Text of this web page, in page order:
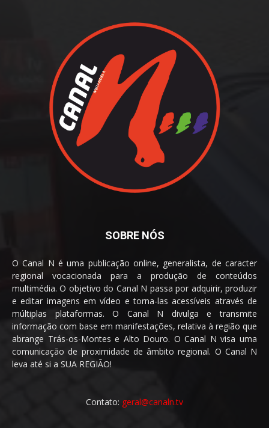
SOBRE NÓS
O Canal N é uma publicação online, generalista, de caracter
regional vocacionada para a produção de conteúdos
multimédia. O objetivo do Canal N passa por adquirir, produzir
e editar imagens em vídeo e torna-las acessíveis através de
múltiplas plataformas. O Canal N divulga e transmite
informação com base em manifestações, relativa à região que
abrange Trás-os-Montes e Alto Douro. O Canal N visa uma
comunicação de proximidade de âmbito regional. O Canal N
leva até si a SUA REGIÃO!
Contato: geral@canaln.tv